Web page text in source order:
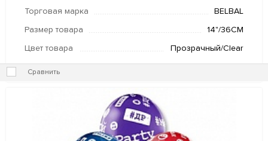
Торговая марка BELBAL
Размер товара 14"/36СМ
Цвет товара Прозрачный/Clear
Сравнить